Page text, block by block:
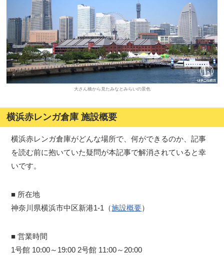
大さん橋から見たみなとみらいの景色
横浜赤レンガ倉庫 施設概要
横浜赤レンガ倉庫がどんな場所で、何ができるのか、記事
を読む前に抱いていた疑問が本記事で解消されていると幸
いです。
■ 所在地
神奈川県横浜市中区新港1-1（施設概要）
■ 営業時間
1号館 10:00～19:00 2号館 11:00～20:00